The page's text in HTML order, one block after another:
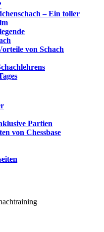
– Ein toller
von Schach‎
Partien
von Chessbase